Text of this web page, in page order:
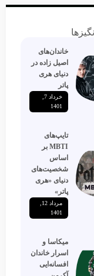
خاندان‌های
اصیل زاده‌ در
دنیای هری
پاتر
1401
تایپ‌های
MBTI بر
اساس
شخصیت‌های
دنیای «هری
پاتر»
1401
میکاسا و
اسرار خاندان
افسانه‌ایی